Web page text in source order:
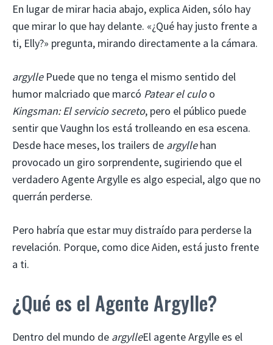
En lugar de mirar hacia abajo, explica Aiden, sólo hay
que mirar lo que hay delante. «¿Qué hay justo frente a
ti, Elly?» pregunta, mirando directamente a la cámara.
argyllePuede que no tenga el mismo sentido del
humor malcriado que marcó Patear el culoo
Kingsman: El servicio secreto, pero el público puede
sentir que Vaughn los está trolleando en esa escena.
Desde hace meses, los trailers de argyllehan
provocado un giro sorprendente, sugiriendo que el
verdadero Agente Argylle es algo especial, algo que no
querrán perderse.
Pero habría que estar muy distraído para perderse la
revelación. Porque, como dice Aiden, está justo frente
a ti.
¿Qué es el Agente Argylle?
Dentro del mundo de argylleEl agente Argylle es el